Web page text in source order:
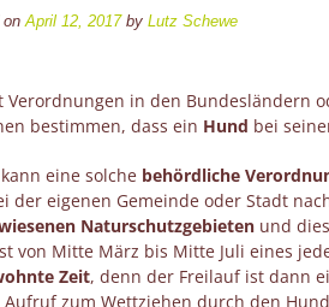
onApril 12, 2017by Lutz Schewe
Verordnungen in den Bundesländern
bestimmen, dass ein Hund bei
eine solche behördliche
der eigenen Gemeinde oder Stadt
Naturschutzgebieten und
von Mitte März bis Mitte Juli eines
Zeit, denn der Freilauf ist dann
zum Wettziehen durch den